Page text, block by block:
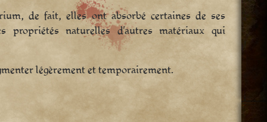
de fait, elles ont absorbé certaines de ses
naturelles d’autres matériaux qui
légèrement et temporairement.